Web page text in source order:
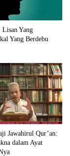
Yang
Yang Berdebu
Jawahirul Qur’an:
dalam Ayat